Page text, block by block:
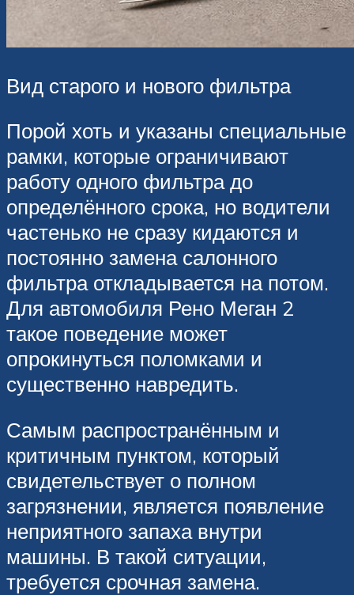
Вид старого и нового фильтра
Порой хоть и указаны специальные
рамки, которые ограничивают
работу одного фильтра до
определённого срока, но водители
частенько не сразу кидаются и
постоянно замена салонного
фильтра откладывается на потом.
Для автомобиля Рено Меган 2
такое поведение может
опрокинуться поломками и
существенно навредить.
Самым распространённым и
критичным пунктом, который
свидетельствует о полном
загрязнении, является появление
неприятного запаха внутри
машины. В такой ситуации,
требуется срочная замена.